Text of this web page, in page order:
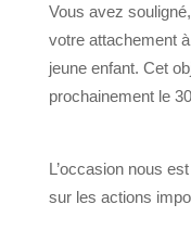
Vous avez
votre attachement
jeune enfant. Cet
prochainement le
L’occasion nous
sur les actions